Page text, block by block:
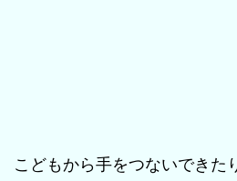
こどもから手をつないできた